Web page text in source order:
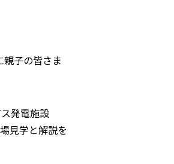
子の皆さま
発電施設
見学と解説を